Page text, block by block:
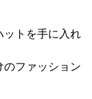
ットを手に入れ
のファッション